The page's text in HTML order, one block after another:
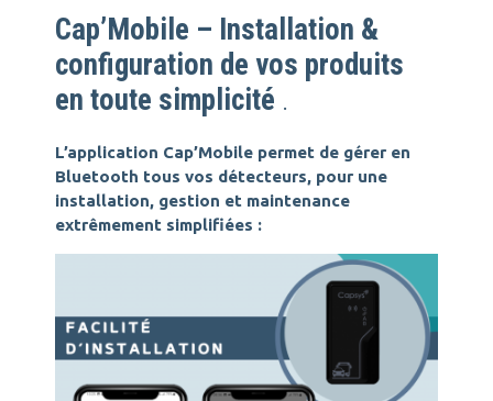
Cap’Mobile – Installation &
configuration de vos produits
en toute simplicité .
L’application Cap’Mobile permet de gérer en
Bluetooth tous vos détecteurs, pour une
installation, gestion et maintenance
extrêmement simplifiées :